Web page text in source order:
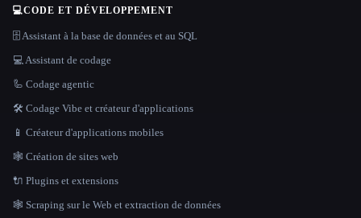
💻CODE ET DÉVELOPPEMENT
🗄️ Assistant à la base de données et au SQL
💻 Assistant de codage
🦾 Codage agentic
🛠️ Codage Vibe et créateur d'applications
📱 Créateur d'applications mobiles
🕸 Création de sites web
🔌 Plugins et extensions
🕸️ Scraping sur le Web et extraction de données